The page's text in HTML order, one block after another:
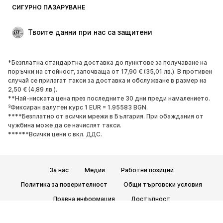
Специални Поводи
ОБУВКИ
НОВО
Популярно
Маратонки
Боти
Обувки с висок ток
Ботуши
Сандали
Ниски обувки
ЕКСКЛУЗИВНО
СИГУРНО ПАЗАРУВАНЕ
Твоите данни при нас са защитени
*Безплатна стандартна доставка до пунктове за получаване на
поръчки на стойност, започваща от 17,90 € (35,01 лв.). В противен
случай се прилагат такси за доставка и обслужване в размер на
2,50 € (4,89 лв.).
**Най-ниската цена през последните 30 дни преди намалението.
³Фиксиран валутен курс 1 EUR = 1.95583 BGN.
****Безплатно от всички мрежи в България. При обаждания от
чужбина може да се начислят такси.
******Всички цени с вкл. ДДС.
За нас Медии
Работни позиции
Политика за поверителност
Общи търговски условия
Правна информация
Достъпност